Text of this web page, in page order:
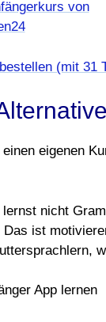
(mit 31
eigenen
nicht
ist